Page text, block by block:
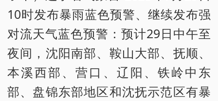
10时发布暴雨蓝色预警、继续发布强
对流天气蓝色预警：预计29日中午至
夜间，沈阳南部、鞍山大部、抚顺、
本溪西部、营口、辽阳、铁岭中东
部、盘锦东部地区和沈抚示范区有暴